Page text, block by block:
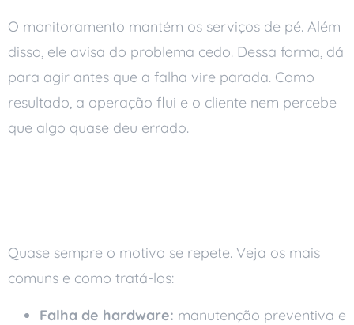
O monitoramento mantém os serviços de pé. Além
disso, ele avisa do problema cedo. Dessa forma, dá
para agir antes que a falha vire parada. Como
resultado, a operação flui e o cliente nem percebe
que algo quase deu errado.
Quase sempre o motivo se repete. Veja os mais
comuns e como tratá-los:
Falha de hardware: manutenção preventiva e